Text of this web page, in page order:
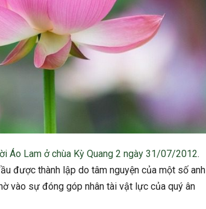
Áo Lam ở chùa Kỳ Quang 2 ngày 31/07/2012.
được thành lập do tâm nguyện của một số anh
vào sự đóng góp nhân tài vật lực của quý ân